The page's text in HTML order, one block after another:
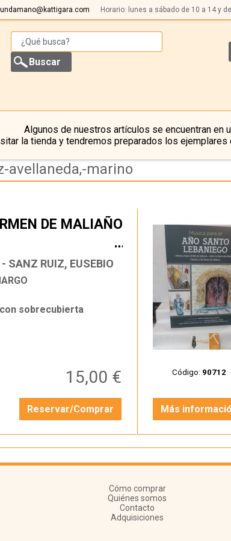
Horario: lunes a sábado de 10 a 14 y
Algunos de nuestros artículos se encuentran en
la tienda y tendremos preparados los
avellaneda,-marino
DE MALIAÑO
…
SANZ RUIZ, EUSEBIO
sobrecubierta
15,00 €
Reservar/Comprar
Código: 90712
Más
Cómo comprar
Quiénes somos
Contacto
Adquisiciones